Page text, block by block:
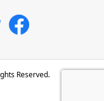
Reserved.